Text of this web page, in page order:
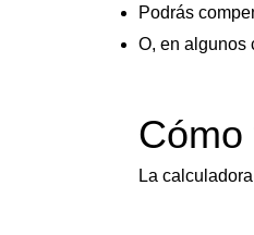
Podrás
O, en algunos
Cómo
La